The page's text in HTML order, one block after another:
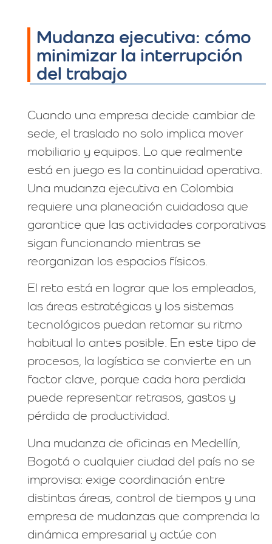
Mudanza ejecutiva: cómo
minimizar la interrupción
del trabajo
Cuando una empresa decide cambiar de
sede, el traslado no solo implica mover
mobiliario y equipos. Lo que realmente
está en juego es la continuidad operativa.
Una mudanza ejecutiva en Colombia
requiere una planeación cuidadosa que
garantice que las actividades corporativas
sigan funcionando mientras se
reorganizan los espacios físicos.
El reto está en lograr que los empleados,
las áreas estratégicas y los sistemas
tecnológicos puedan retomar su ritmo
habitual lo antes posible. En este tipo de
procesos, la logística se convierte en un
factor clave, porque cada hora perdida
puede representar retrasos, gastos y
pérdida de productividad.
Una mudanza de oficinas en Medellín,
Bogotá o cualquier ciudad del país no se
improvisa: exige coordinación entre
distintas áreas, control de tiempos y una
empresa de mudanzas que comprenda la
dinámica empresarial y actúe con